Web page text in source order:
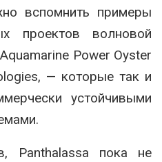
вспомнить примеры
проектов волновой
Power Oyster
— которые так и
устойчивыми
Panthalassa пока не